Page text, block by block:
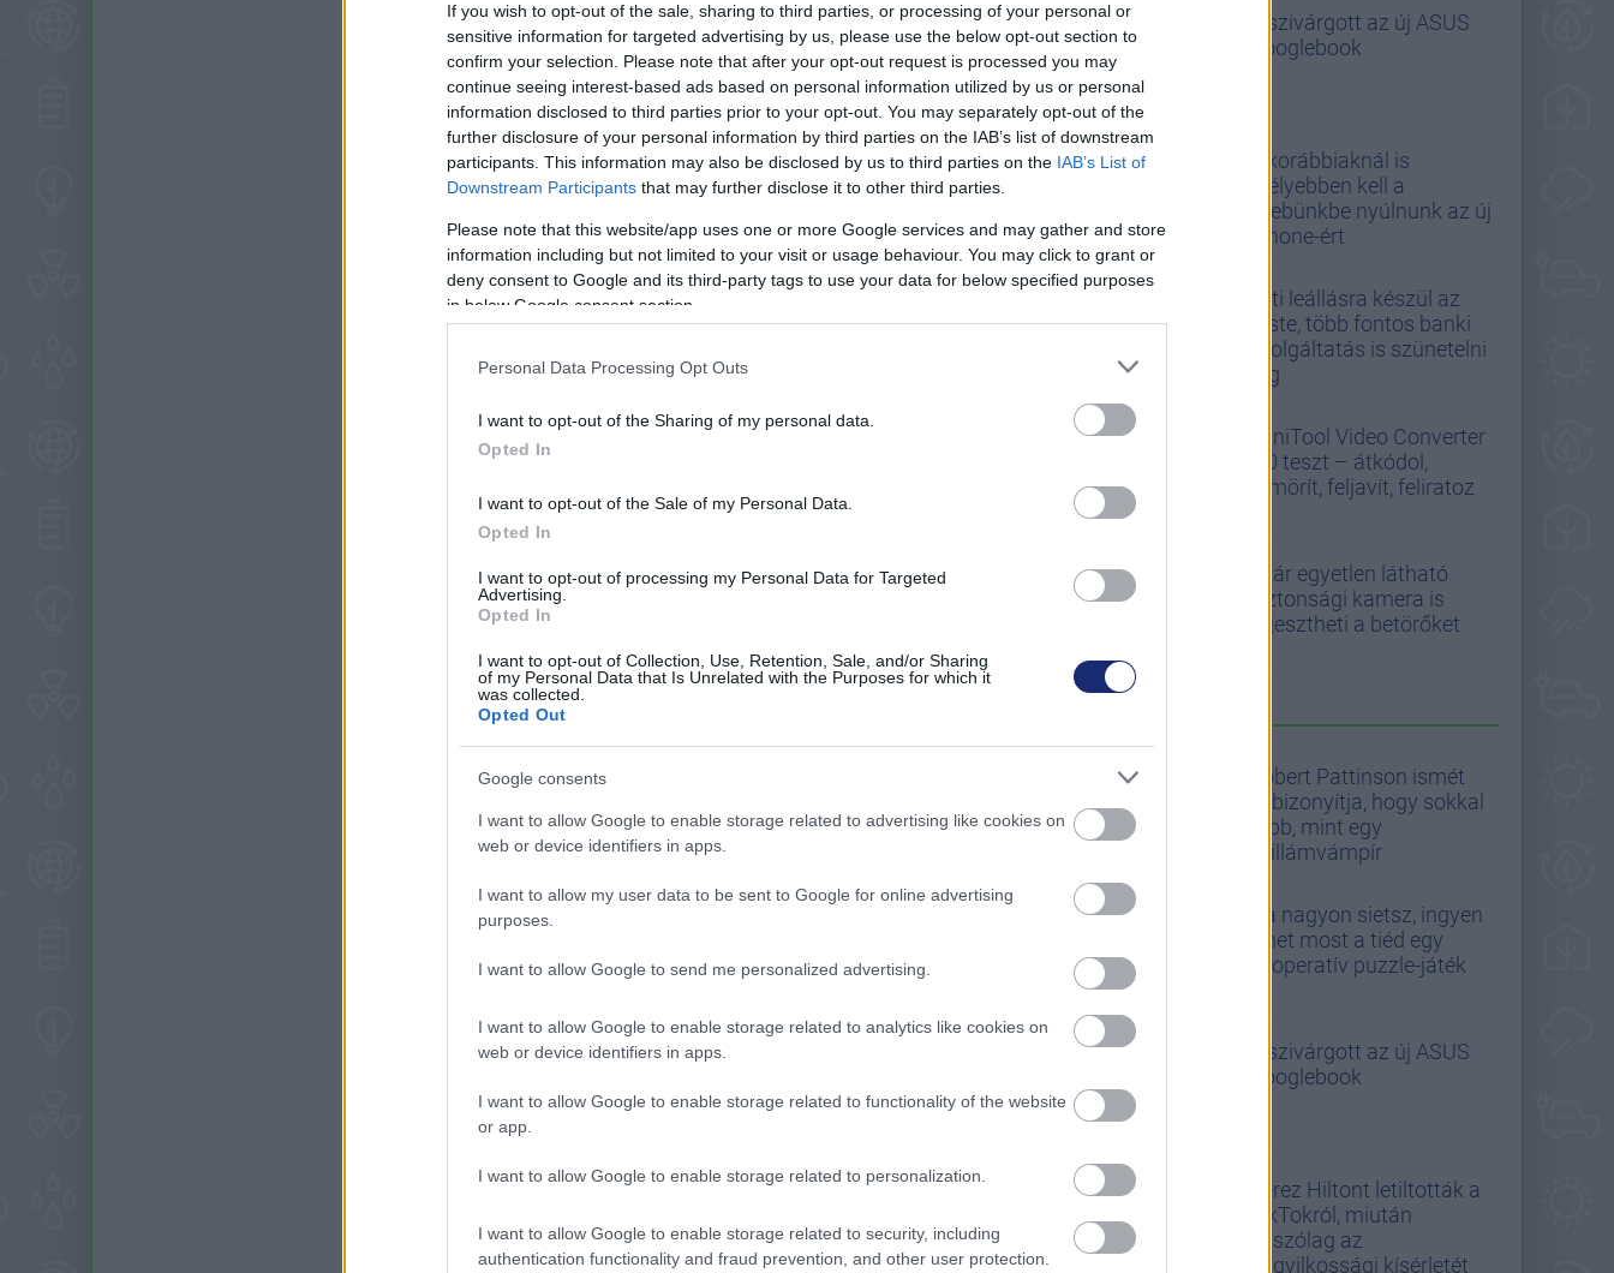
If you wish to opt-out of the sale, sharing to third parties, or processing of your personal or
sensitive information for targeted advertising by us, please use the below opt-out section to
confirm your selection. Please note that after your opt-out request is processed you may
continue seeing interest-based ads based on personal information utilized by us or personal
information disclosed to third parties prior to your opt-out. You may separately opt-out of the
further disclosure of your personal information by third parties on the IAB’s list of downstream
participants. This information may also be disclosed by us to third parties on the IAB’s List of
Downstream Participants that may further disclose it to other third parties.
Please note that this website/app uses one or more Google services and may gather and store
information including but not limited to your visit or usage behaviour. You may click to grant or
deny consent to Google and its third-party tags to use your data for below specified purposes
in below Google consent section.
Personal Data Processing Opt Outs
I want to opt-out of the Sharing of my personal data.
Opted In
I want to opt-out of the Sale of my Personal Data.
Opted In
I want to opt-out of processing my Personal Data for Targeted
Advertising.
Opted In
I want to opt-out of Collection, Use, Retention, Sale, and/or Sharing
of my Personal Data that Is Unrelated with the Purposes for which it
was collected.
Opted Out
Google consents
I want to allow Google to enable storage related to advertising like cookies on
web or device identifiers in apps.
I want to allow my user data to be sent to Google for online advertising
purposes.
I want to allow Google to send me personalized advertising.
I want to allow Google to enable storage related to analytics like cookies on
web or device identifiers in apps.
I want to allow Google to enable storage related to functionality of the website
or app.
I want to allow Google to enable storage related to personalization.
I want to allow Google to enable storage related to security, including
authentication functionality and fraud prevention, and other user protection.
Kiszivárgott az új ASUS
Googlebook
A korábbiaknál is
mélyebben kell a
zsebünkbe nyúlnunk az új
iPhone-ért
Esti leállásra készül az
Erste, több fontos banki
szolgáltatás is szünetelni
fog
MiniTool Video Converter
5.0 teszt – átkódol,
tömörít, feljavít, feliratoz
Akár egyetlen látható
biztonsági kamera is
elijesztheti a betörőket
Robert Pattinson ismét
bebizonyítja, hogy sokkal
több, mint egy
csillámvámpír
Ha nagyon sietsz, ingyen
lehet most a tiéd egy
kooperatív puzzle-játék
Kiszivárgott az új ASUS
Googlebook
Perez Hiltont letiltották a
TikTokról, miután
látszólag az
öngyilkossági kísérletét